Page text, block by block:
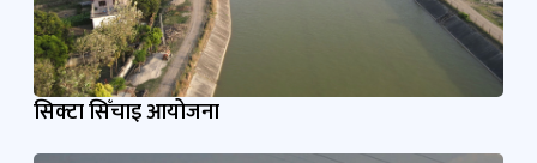
सिक्टा सिँचाइ आयोजना